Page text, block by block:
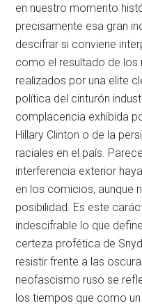
en nuestro momento
precisamente esa gran
descifrar si conviene
como el resultado de
realizados por una elite
política del cinturón
complacencia exhibida
Hillary Clinton o de la
raciales en el país.
interferencia exterior
en los comicios, aunque
posibilidad. Es este
indescifrable lo que
certeza profética de
resistir frente a las
neofascismo ruso se
los tiempos que como